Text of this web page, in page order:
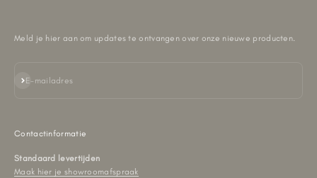
Meld je hier aan om updates te ontvangen over onze nieuwe producten.
E-mailadres
Abonneren
Contactinformatie
Standaard levertijden
Maak hier je showroomafspraak